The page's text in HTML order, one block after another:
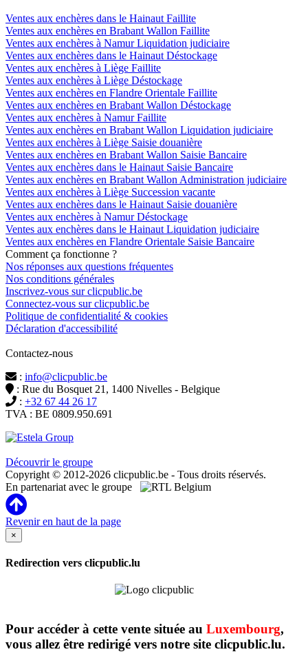
Ventes aux enchères dans le Hainaut Faillite
Ventes aux enchères en Brabant Wallon Faillite
Ventes aux enchères à Namur Liquidation judiciaire
Ventes aux enchères dans le Hainaut Déstockage
Ventes aux enchères à Liège Faillite
Ventes aux enchères à Liège Déstockage
Ventes aux enchères en Flandre Orientale Faillite
Ventes aux enchères en Brabant Wallon Déstockage
Ventes aux enchères à Namur Faillite
Ventes aux enchères en Brabant Wallon Liquidation judiciaire
Ventes aux enchères à Liège Saisie douanière
Ventes aux enchères en Brabant Wallon Saisie Bancaire
Ventes aux enchères dans le Hainaut Saisie Bancaire
Ventes aux enchères en Brabant Wallon Administration judiciaire
Ventes aux enchères à Liège Succession vacante
Ventes aux enchères dans le Hainaut Saisie douanière
Ventes aux enchères à Namur Déstockage
Ventes aux enchères dans le Hainaut Liquidation judiciaire
Ventes aux enchères en Flandre Orientale Saisie Bancaire
Comment ça fonctionne ?
Nos réponses aux questions fréquentes
Nos conditions générales
Inscrivez-vous sur clicpublic.be
Connectez-vous sur clicpublic.be
Politique de confidentialité & cookies
Déclaration d'accessibilité
Contactez-nous
: info@clicpublic.be
: Rue du Bosquet 21, 1400 Nivelles - Belgique
: +32 67 44 26 17
TVA : BE 0809.950.691
Découvrir le groupe
Copyright © 2012-2026 clicpublic.be - Tous droits réservés.
En partenariat avec le groupe
Revenir en haut de la page
×
Redirection vers clicpublic.lu
Pour accéder à cette vente située au Luxembourg,
vous allez être redirigé vers notre site clicpublic.lu.